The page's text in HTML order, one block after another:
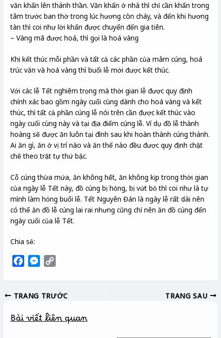
văn khấn lên thánh thần. Văn khấn ở nhà thì chỉ cần khấn trong
tâm trước ban thờ trong lúc hương còn cháy, và đến khi hương
tàn thì coi như lời khấn được chuyển đến gia tiên.
– Vàng mã được hoá, thì gọi là hoá vàng
Khi kết thúc mỗi phần và tất cả các phần của mâm cúng, hoá
trúc văn và hoá vàng thì buổi lễ mới được kết thúc.
Với các lễ Tết nghiêm trọng mà thời gian lễ được quy định
chính xác bao gồm ngày cuối cùng dành cho hoá vàng và kết
thúc, thì tất cả phần cúng lễ nói trên cần được kết thúc vào
ngày cuối cùng này và tại địa điểm cúng lễ. Ví dụ đồ lễ thành
hoàng sẽ được ăn luôn tại đình sau khi hoàn thành cúng thánh.
Ai ăn gì, ăn ở vị trí nào và ăn thế nào đều được quy định chặt
chẽ theo trật tự thứ bậc.
Cỗ cúng thừa mứa, ăn không hết, ăn không kịp trong thời gian
của ngày lễ Tết này, đồ cúng bị hỏng, bị vứt bỏ thì coi như là tự
mình làm hỏng buổi lễ. Tết Nguyên Đán là ngày lễ rất dài nên
có thể ăn đồ lễ cúng lai rai nhưng cũng chỉ nên ăn đồ cúng đến
ngày cuối của lễ Tết.
Chia sẻ:
e
o
M
s
n
y
i
TRANG TRƯỚC TRANG SAU
Bài viết liên quan